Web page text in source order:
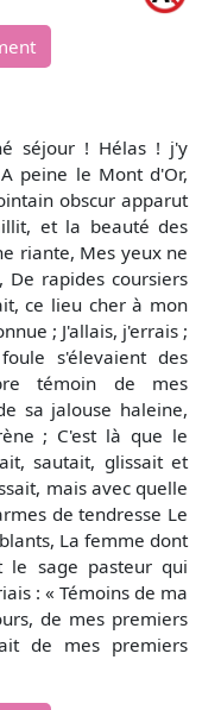
séjour ! Hélas ! j'y
peine le Mont d'Or,
obscur apparut
et la beauté des
riante, Mes yeux ne
rapides coursiers
ce lieu cher à mon
; J'allais, j'errais ;
s'élevaient des
témoin de mes
sa jalouse haleine,
; C'est là que le
sautait, glissait et
mais avec quelle
de tendresse Le
La femme dont
le sage pasteur qui
: « Témoins de ma
de mes premiers
de mes premiers